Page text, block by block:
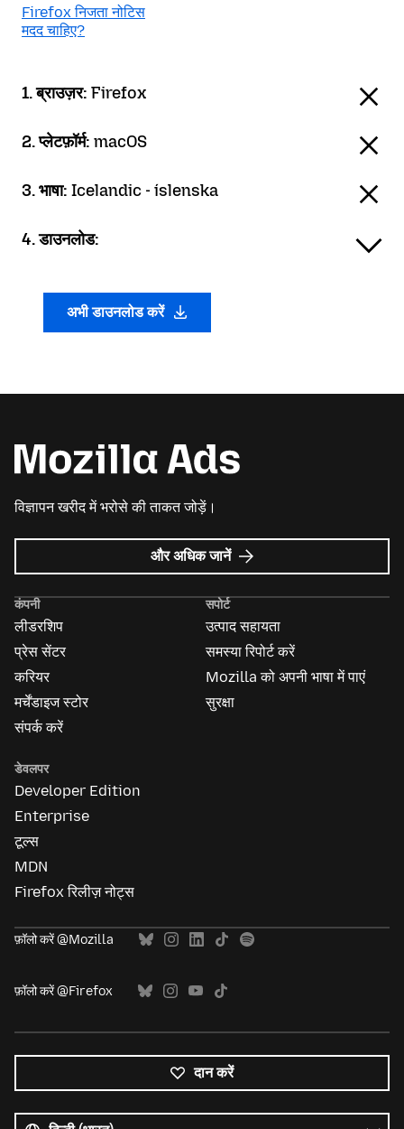
Firefox निजता नोटिस
मदद चाहिए?
1. ब्राउज़र: Firefox
2. प्लेटफ़ॉर्म: macOS
3. भाषा: Icelandic - íslenska
4. डाउनलोड:
अभी डाउनलोड करें
विज्ञापन खरीद में भरोसे की ताकत जोड़ें।
Mozilla
विज्ञापन
और अधिक जानें
कंपनी
लीडरशिप
प्रेस सेंटर
करियर
मर्चेंडाइज स्टोर
संपर्क करें
सपोर्ट
उत्पाद सहायता
समस्या रिपोर्ट करें
Mozilla को अपनी भाषा में पाएं
सुरक्षा
डेवलपर
Developer Edition
Enterprise
टूल्स
MDN
Firefox रिलीज़ नोट्स
फ़ॉलो करें @Mozilla
फ़ॉलो करें @Firefox
दान करें
भाषाएं
भाषा